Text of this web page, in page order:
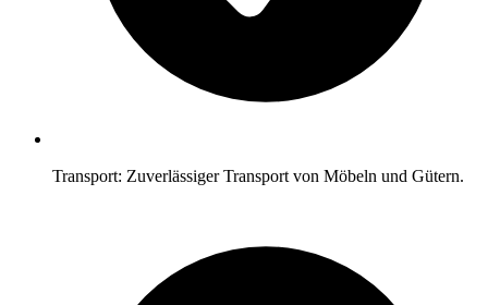
Transport: Zuverlässiger Transport von Möbeln und Gütern.